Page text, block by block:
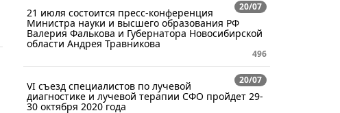
20/07
21 июля состоится пресс-конференция
Министра науки и высшего образования РФ
Валерия Фалькова и Губернатора Новосибирской
области Андрея Травникова
496
20/07
VI съезд специалистов по лучевой
диагностике и лучевой терапии СФО пройдет 29-
30 октября 2020 года